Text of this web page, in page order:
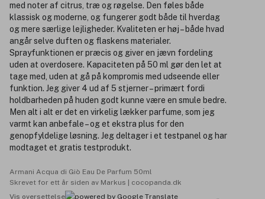
med noter af citrus, træ og røgelse. Den føles både
klassisk og moderne, og fungerer godt både til hverdag
og mere særlige lejligheder. Kvaliteten er høj – både hvad
angår selve duften og flaskens materialer.
Sprayfunktionen er præcis og giver en jævn fordeling
uden at overdosere. Kapaciteten på 50 ml gør den let at
tage med, uden at gå på kompromis med udseende eller
funktion. Jeg giver 4 ud af 5 stjerner – primært fordi
holdbarheden på huden godt kunne være en smule bedre.
Men alt i alt er det en virkelig lækker parfume, som jeg
varmt kan anbefale – og et ekstra plus for den
genopfyldelige løsning. Jeg deltager i et testpanel og har
modtaget et gratis testprodukt.
Armani Acqua di Giò Eau De Parfum 50ml
Skrevet for ett år siden av Markus | cocopanda.dk
Vis oversettelse